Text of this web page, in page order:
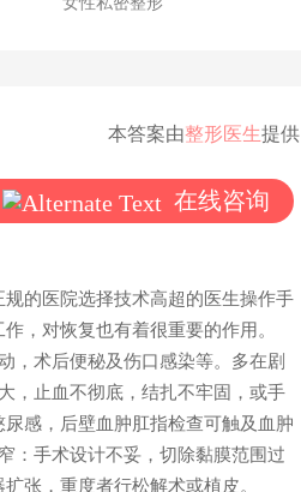
本答案由整形医生提供
在线咨询
的医院选择技术高超的医生操作手
，对恢复也有着很重要的作用。
，术后便秘及伤口感染等。多在剧
，止血不彻底，结扎不牢固，或手
感，后壁血肿肛指检查可触及血肿
：手术设计不妥，切除黏膜范围过
张，重度者行松解术或植皮。